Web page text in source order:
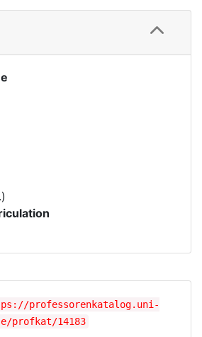
Details
professorenkatalog.uni-
profkat/14183